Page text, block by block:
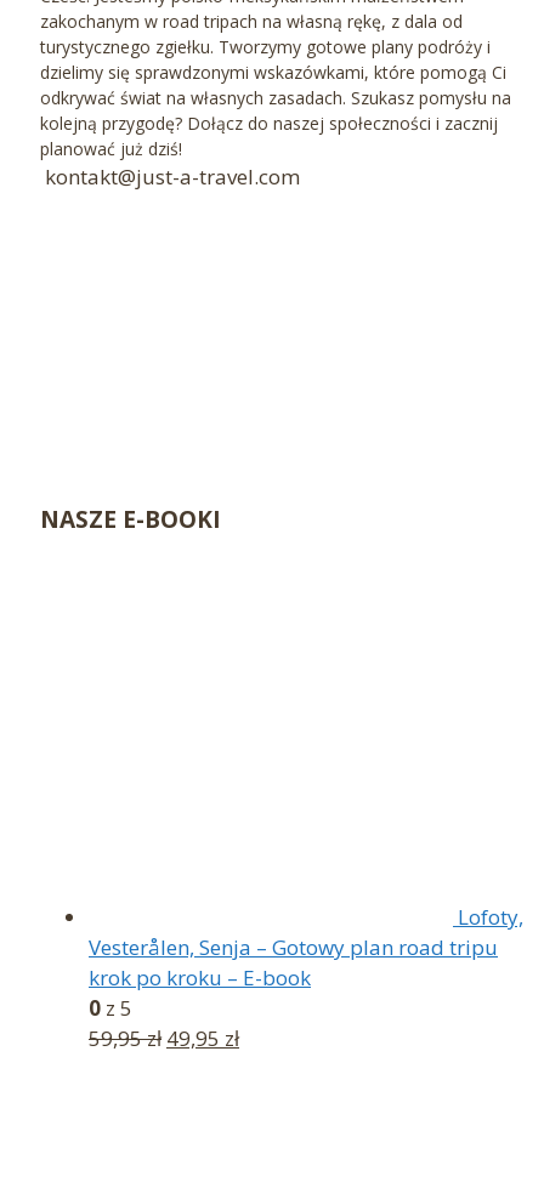
zakochanym w road tripach na własną rękę, z dala od
turystycznego zgiełku. Tworzymy gotowe plany podróży i
dzielimy się sprawdzonymi wskazówkami, które pomogą Ci
odkrywać świat na własnych zasadach. Szukasz pomysłu na
kolejną przygodę? Dołącz do naszej społeczności i zacznij
planować już dziś!
kontakt@just-a-travel.com
NASZE E-BOOKI
Lofoty,
Vesterålen, Senja – Gotowy plan road tripu
krok po kroku – E-book
0 z 5
59,95zł Pierwotna
49,95 złAktualna